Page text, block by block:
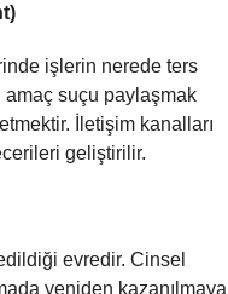
işlerin nerede ters
suçu paylaşmak
İletişim kanalları
geliştirilir.
evredir. Cinsel
yeniden kazanılmaya